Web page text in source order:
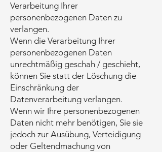
Verarbeitung Ihrer
personenbezogenen Daten zu
verlangen.
Wenn die Verarbeitung Ihrer
personenbezogenen Daten
unrechtmäßig geschah / geschieht,
können Sie statt der Löschung die
Einschränkung der
Datenverarbeitung verlangen.
Wenn wir Ihre personenbezogenen
Daten nicht mehr benötigen, Sie sie
jedoch zur Ausübung, Verteidigung
oder Geltendmachung von